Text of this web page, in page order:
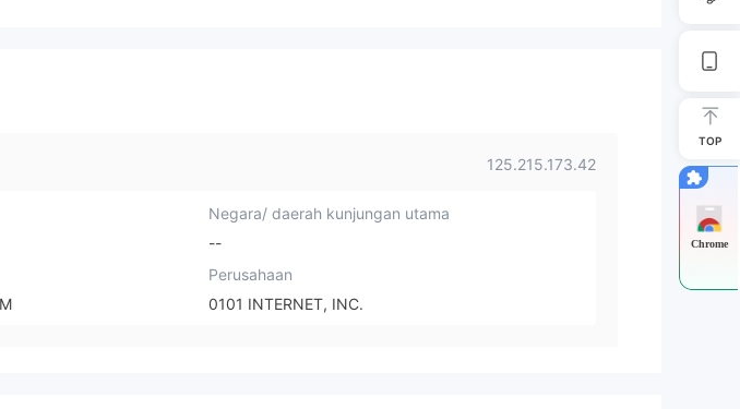
125.215.173.42
Negara/ daerah kunjungan utama
--
Perusahaan
0101 INTERNET, INC.
TOP
Chrome